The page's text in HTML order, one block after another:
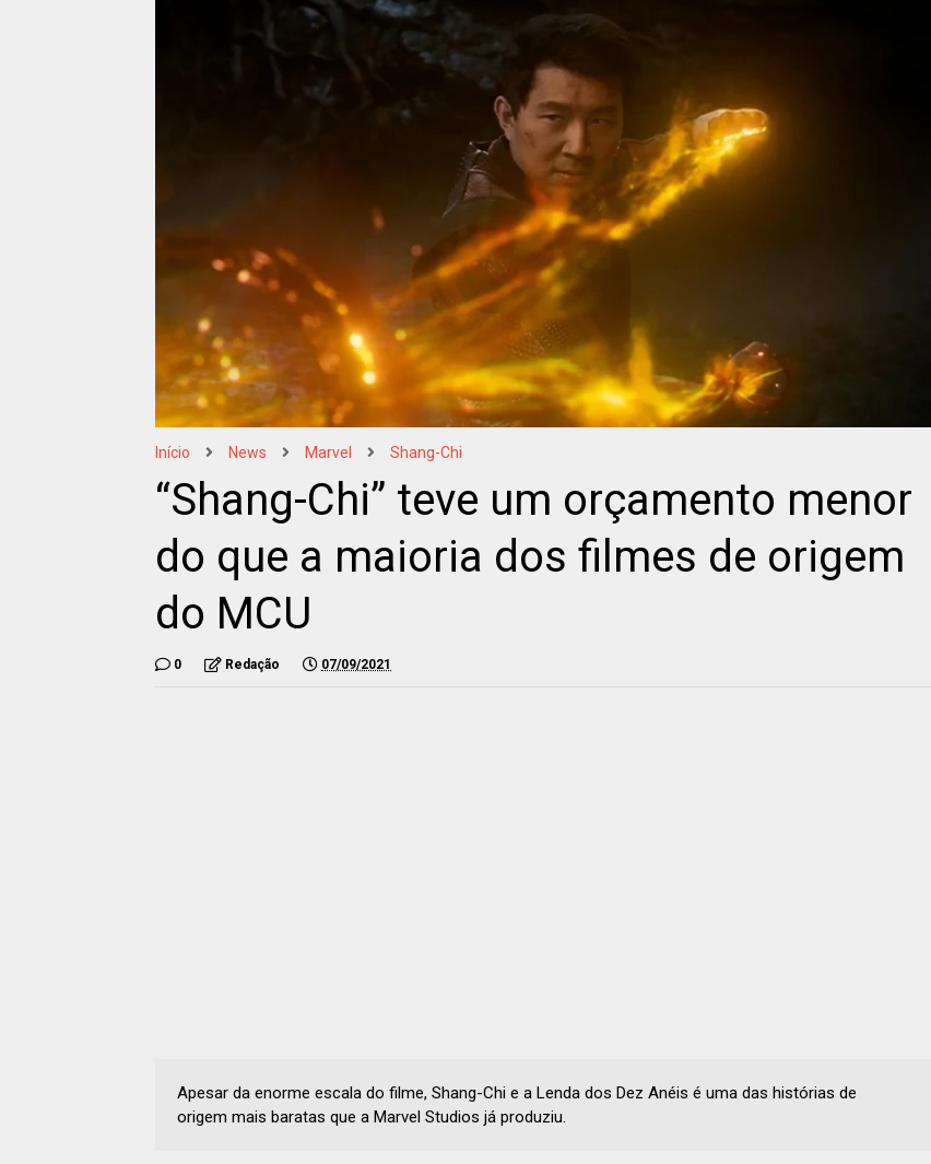
Início News Marvel Shang-Chi
“Shang-Chi” teve um orçamento menor
do que a maioria dos filmes de origem
do MCU
0 Redação 07/09/2021
Apesar da enorme escala do filme, Shang-Chi e a Lenda dos Dez Anéis é uma das histórias de
origem mais baratas que a Marvel Studios já produziu.